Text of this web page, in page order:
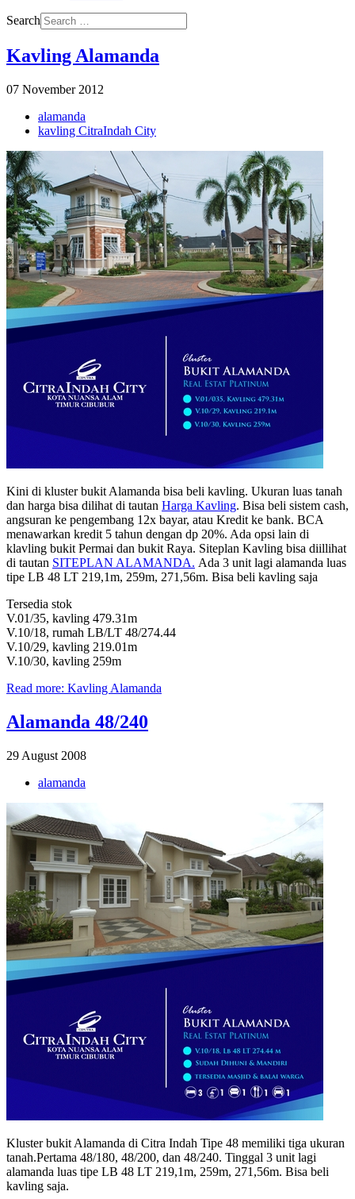
Search
Kavling Alamanda
07 November 2012
alamanda
kavling CitraIndah City
Kini di kluster bukit Alamanda bisa beli kavling. Ukuran luas tanah
dan harga bisa dilihat di tautan Harga Kavling. Bisa beli sistem cash,
angsuran ke pengembang 12x bayar, atau Kredit ke bank. BCA
menawarkan kredit 5 tahun dengan dp 20%. Ada opsi lain di
klavling bukit Permai dan bukit Raya. Siteplan Kavling bisa diillihat
di tautan SITEPLAN ALAMANDA. Ada 3 unit lagi alamanda luas
tipe LB 48 LT 219,1m, 259m, 271,56m. Bisa beli kavling saja
Tersedia stok
V.01/35, kavling 479.31m
V.10/18, rumah LB/LT 48/274.44
V.10/29, kavling 219.01m
V.10/30, kavling 259m
Read more: Kavling Alamanda
Alamanda 48/240
29 August 2008
alamanda
Kluster bukit Alamanda di Citra Indah Tipe 48 memiliki tiga ukuran
tanah.Pertama 48/180, 48/200, dan 48/240. Tinggal 3 unit lagi
alamanda luas tipe LB 48 LT 219,1m, 259m, 271,56m. Bisa beli
kavling saja.